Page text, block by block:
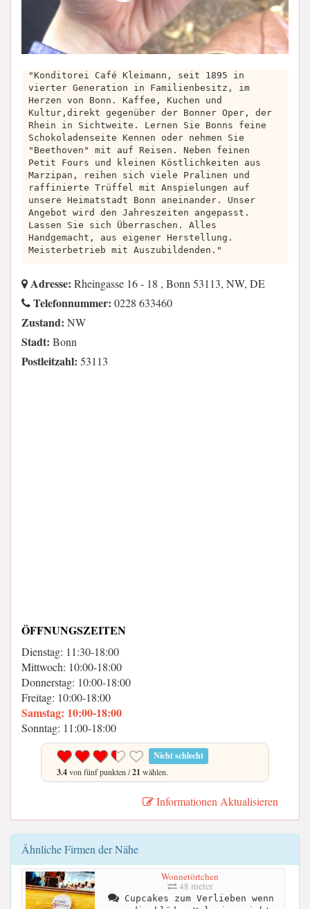
"Konditorei Café Kleimann, seit 1895 in
vierter Generation in Familienbesitz, im
Herzen von Bonn. Kaffee, Kuchen und
Kultur,direkt gegenüber der Bonner Oper, der
Rhein in Sichtweite. Lernen Sie Bonns feine
Schokoladenseite Kennen oder nehmen Sie
"Beethoven" mit auf Reisen. Neben feinen
Petit Fours und kleinen Köstlichkeiten aus
Marzipan, reihen sich viele Pralinen und
raffinierte Trüffel mit Anspielungen auf
unsere Heimatstadt Bonn aneinander. Unser
Angebot wird den Jahreszeiten angepasst.
Lassen Sie sich Überraschen. Alles
Handgemacht, aus eigener Herstellung.
Meisterbetrieb mit Auszubildenden."
Adresse: Rheingasse 16 - 18 , Bonn 53113, NW, DE
Telefonnummer: 0228 633460
Zustand: NW
Stadt: Bonn
Postleitzahl: 53113
ÖFFNUNGSZEITEN
Dienstag: 11:30-18:00
Mittwoch: 10:00-18:00
Donnerstag: 10:00-18:00
Freitag: 10:00-18:00
Samstag: 10:00-18:00
Sonntag: 11:00-18:00
Nicht schlecht
3.4von fünf punkten /21 wählen.
Informationen Aktualisieren
Ähnliche Firmen der Nähe
Wonnetörtchen
48 meter
Cupcakes zum Verlieben wenn